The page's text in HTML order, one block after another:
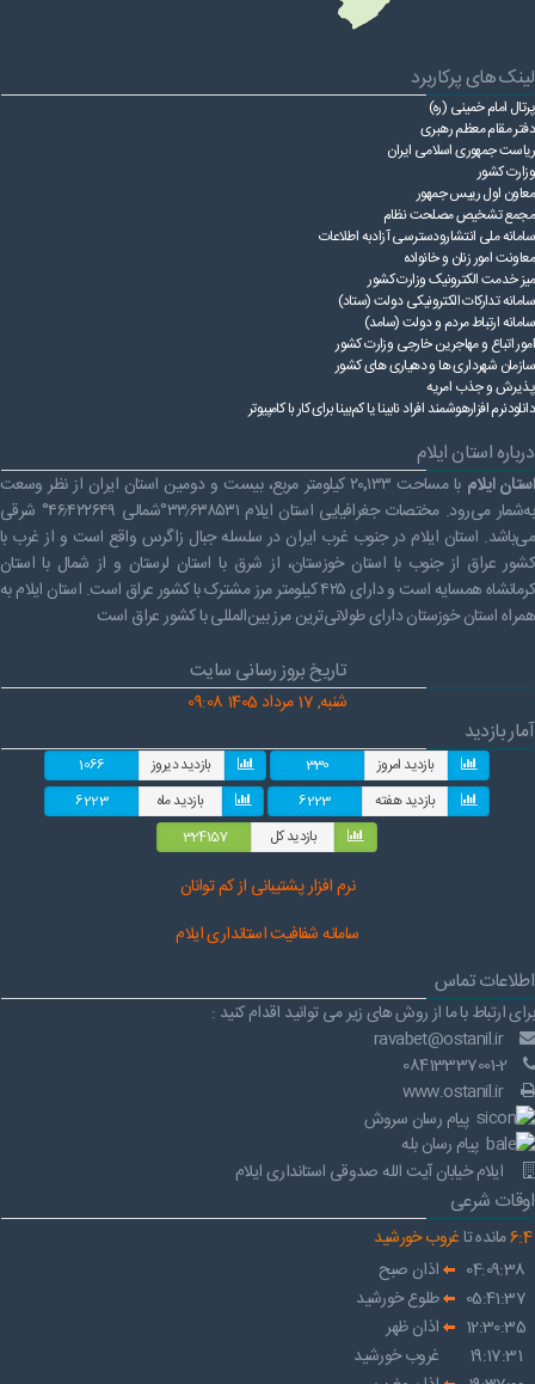
لینک های پرکاربرد
پرتال امام خمینی (ره)
دفتر مقام معظم رهبری
ریاست ‌جمهوری اسلامی ایران
وزارت کشور
معاون اول رییس جمهور
مجمع تشخیص مصلحت نظام
سامانه ملی انتشارودسترسی آزادبه اطلاعات
معاونت امور زنان و خانواده
میز خدمت الکترونیک وزارت کشور
سامانه تدارکات الکترونیکی دولت (ستاد)
سامانه ارتباط مردم و دولت (سامد)
امور اتباع و مهاجرین خارجی وزارت کشور
سازمان شهرداری ها و دهیاری های کشور
پذیرش و جذب امریه
دانلودنرم افزارهوشمند افراد نابینا یا کم‌بینا برای کار با کامپیوتر
درباره استان ایلام
استان ایلام
با مساحت ۲۰٬۱۳۳ کیلومتر مربع، بیست و دومین استان ایران از نظر وسعت
به‌شمار می‌رود. مختصات جغرافیایی استان ایلام ۳۳٫۶۳۸۵۳۱°شمالی ۴۶٫۴۲۲۶۴۹° شرقی
می‌باشد. استان ایلام در جنوب غرب ایران در سلسله جبال زاگرس واقع است و از غرب با
کشور عراق از جنوب با استان خوزستان، از شرق با استان لرستان و از شمال با استان
کرمانشاه همسایه است و دارای ۴۲۵ کیلومتر مرز مشترک با کشور عراق است. استان ایلام به
همراه استان خوزستان دارای طولانی‌ترین مرز بین‌المللی با کشور عراق است
تاریخ بروز رسانی سایت
شنبه, 17 مرداد 1405 09:08
آمار بازدید
بازدید امروز 330 بازدید دیروز
1066
بازدید هفته
6223 بازدید ماه
6223
بازدید کل
324157
نرم افزار پشتیبانی از کم توانان
سامانه شفافیت استانداری ایلام
اطلاعات تماس
برای ارتباط با ما از روش های زیر می توانید اقدام کنید :
ravabet@ostanil.ir
www.ostanil.ir
پیام رسان سروش
پیام رسان بله
ایلام خیابان آیت الله صدوقی استانداری ایلام
اوقات شرعی
6:4 مانده تاغروب خورشید
04:09:38
اذان صبح
05:41:37
طلوع خورشید
12:30:35
اذان ظهر
19:17:31
غروب خورشید